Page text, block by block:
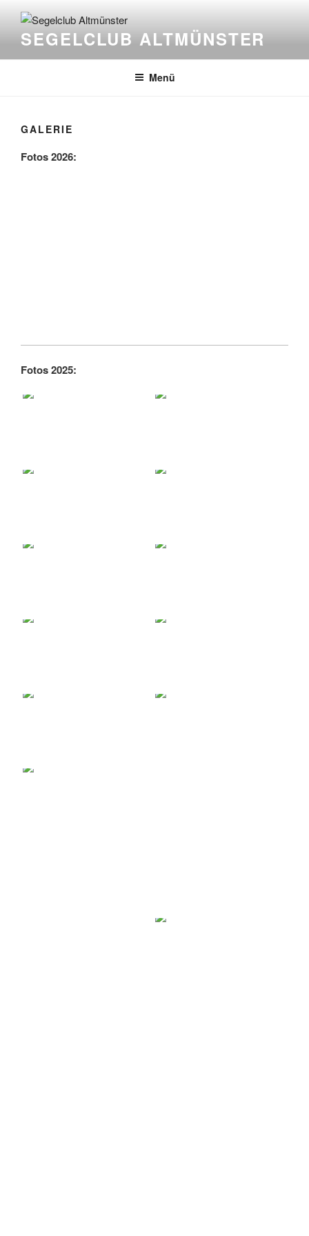
Inhalt
springenSEGELCLUB ALTMÜNSTER
Menü
GALERIE
Fotos 2026:
Fotos 2025: